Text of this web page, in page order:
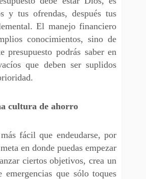
y tus ofrendas, después tus
El manejo financiero
conocimientos, sino de
presupuesto podrás saber en
que deben ser suplidos
cultura de ahorro
fácil que endeudarse, por
en donde puedas empezar
ciertos objetivos, crea un
emergencias que sólo toques